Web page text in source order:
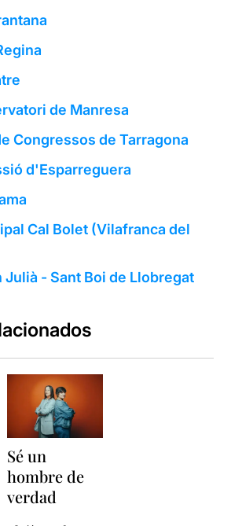
de Manresa
Congressos de Tarragona
d'Esparreguera
Cal Bolet (Vilafranca del
Julià - Sant Boi de Llobregat
Sé un
hombre de
verdad